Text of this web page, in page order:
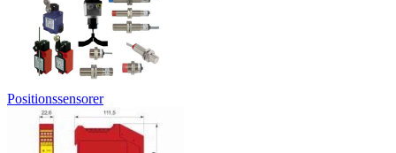
Positionssensorer